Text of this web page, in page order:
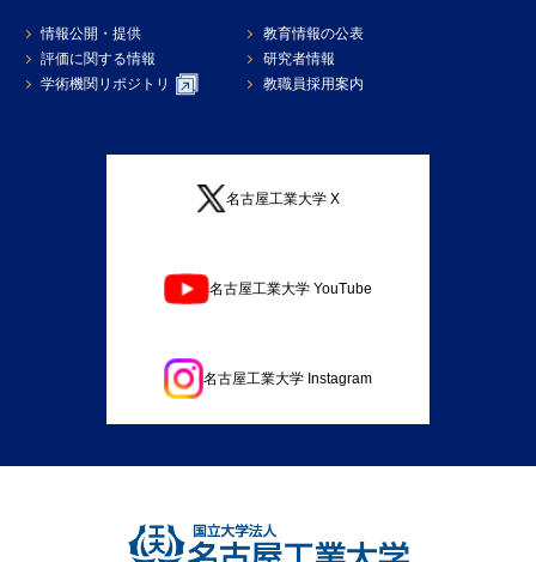
情報公開・提供
教育情報の公表
評価に関する情報
研究者情報
学術機関リポジトリ
教職員採用案内
名古屋工業大学 X
名古屋工業大学 YouTube
名古屋工業大学 Instagram